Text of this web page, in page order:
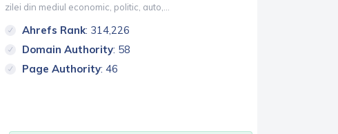
zilei din mediul economic, politic, auto,...
Ahrefs Rank: 314,226
Domain Authority: 58
Page Authority: 46